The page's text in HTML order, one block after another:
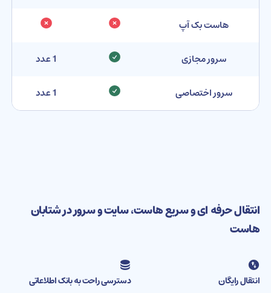
هاست بک آپ
سرور مجازی 1 عدد
سرور اختصاصی 1 عدد
انتقال حرفه ای و سریع هاست، سایت و سرور در شتابان
هاست
انتقال رایگان
دسترسی راحت به بانک اطلاعاتی